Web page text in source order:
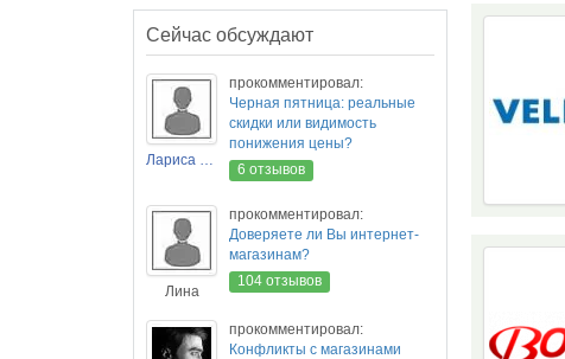
Сейчас обсуждают
Лариса Новикова
прокомментировал:
Черная пятница: реальные
скидки или видимость
понижения цены?
6 отзывов
Лина
прокомментировал:
Доверяете ли Вы интернет-
магазинам?
104 отзывов
прокомментировал:
Конфликты с магазинами